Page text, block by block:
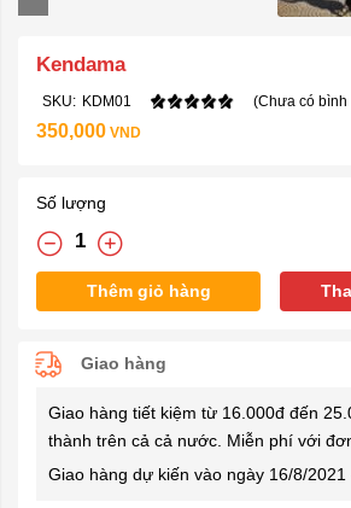
Kendama
SKU: KDM01 (Chưa có bình
350,000 VND
Số lượng
Thêm giỏ hàng
Giao hàng
Giao hàng tiết kiệm từ 16.000đ đến
thành trên cả cả nước. Miễn phí với
Giao hàng dự kiến vào ngày 16/8/2021